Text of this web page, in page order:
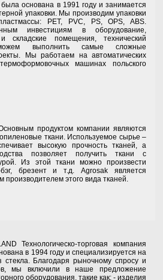
основана в 1991 году и занимается
упаковки. Мы производим упаковки
PET, PVC, PS, OPS, ABS.
инвестициям в оборудование,
складские помещения, технический
выполнить самые сложные
Мы работаем на автоматических
машинах польского
продуктом компании являются
ткани. Используемое сырье –
высокую прочность тканей, а
позволяет получить ткани с
Из этой ткани можно произвести
бэг, брезент и т.д. Agrosak является
производителем этого вида тканей.
торговая компания
в 1994 году и специализируется на
Благодаря рыночному спросу и
мы включили в наше предложение
оборудования, такие как: - изделия